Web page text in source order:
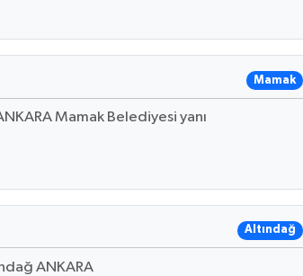
Mamak
Mamak Belediyesi yanı
Altındağ
ANKARA